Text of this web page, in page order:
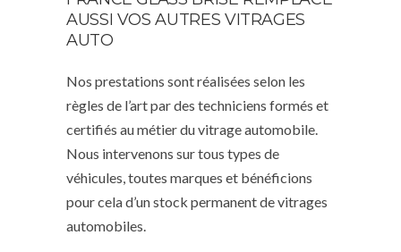
AUSSI VOS AUTRES VITRAGES
AUTO
Nos prestations sont réalisées selon les
règles de l’art par des techniciens formés et
certifiés au métier du vitrage automobile.
Nous intervenons sur tous types de
véhicules, toutes marques et bénéficions
pour cela d’un stock permanent de vitrages
automobiles.